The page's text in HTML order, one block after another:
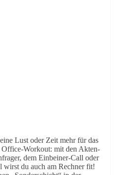
Lust oder Zeit mehr für das
Workout: mit den Akten-
dem Einbeiner-Call oder
wirst du auch am Rechner fit!